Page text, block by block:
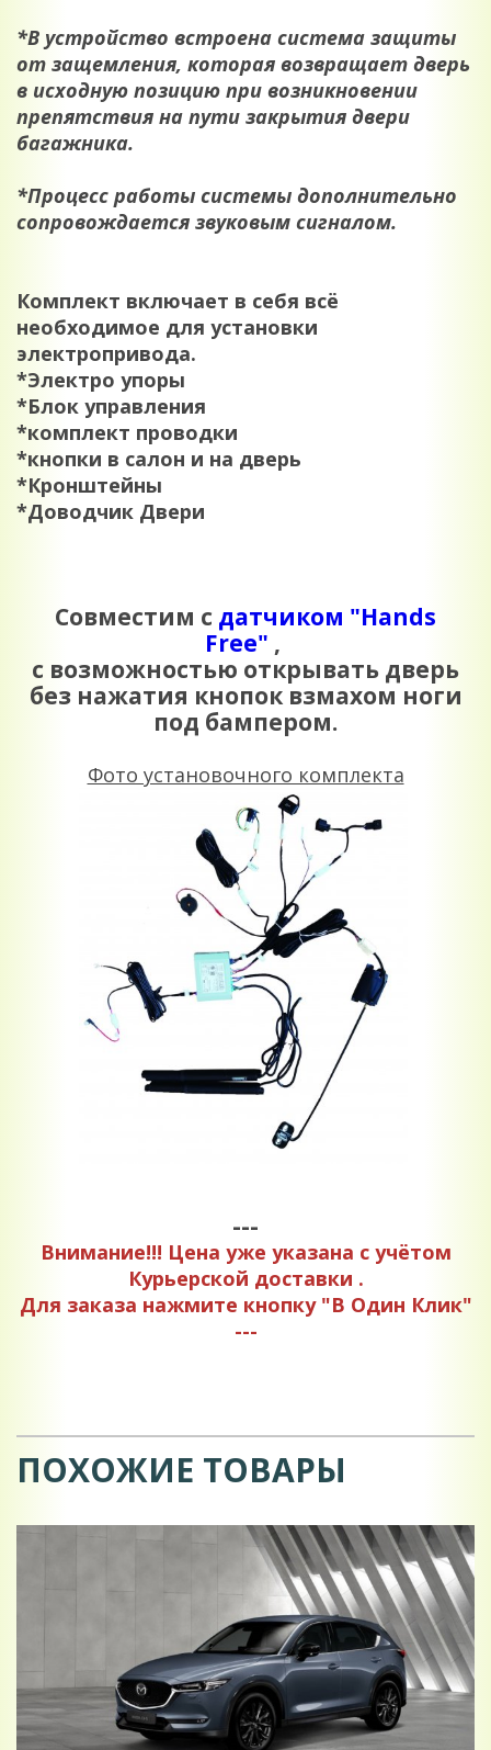
*В устройство встроена система защиты
от защемления, которая возвращает дверь
в исходную позицию при возникновении
препятствия на пути закрытия двери
багажника.
*Процесс работы системы дополнительно
сопровождается звуковым сигналом.
Комплект включает в себя всё
необходимое для установки
электропривода.
*Электро упоры
*Блок управления
*комплект проводки
*кнопки в салон и на дверь
*Кронштейны
*Доводчик Двери
Совместим с датчиком "Hands
Free" ,
с возможностью открывать дверь
без нажатия кнопок взмахом ноги
под бампером.
Фото установочного комплекта
---
Внимание!!! Цена уже указана с учётом
Курьерской доставки .
Для заказа нажмите кнопку "В Один Клик"
---
ПОХОЖИЕ ТОВАРЫ